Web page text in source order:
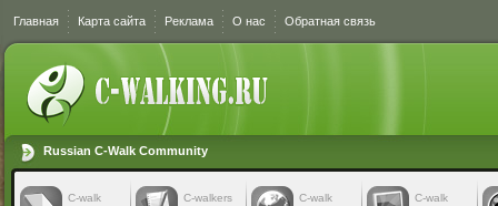
Главная Карта сайта Реклама О нас Обратная связь
Russian C-Walk Community
C-walk
C-walkers
С-walk
С-walk